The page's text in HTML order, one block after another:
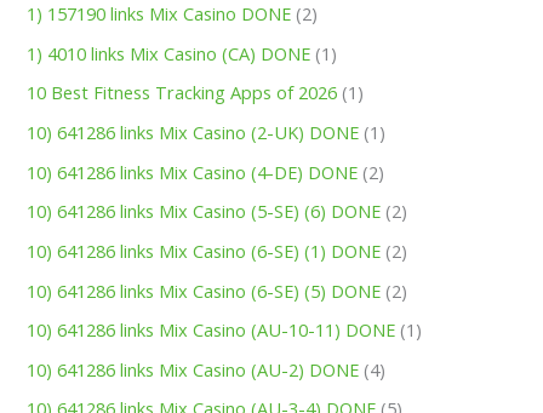
1) 157190 links Mix Casino DONE (2)
1) 4010 links Mix Casino (CA) DONE (1)
10 Best Fitness Tracking Apps of 2026 (1)
10) 641286 links Mix Casino (2-UK) DONE (1)
10) 641286 links Mix Casino (4-DE) DONE (2)
10) 641286 links Mix Casino (5-SE) (6) DONE (2)
10) 641286 links Mix Casino (6-SE) (1) DONE (2)
10) 641286 links Mix Casino (6-SE) (5) DONE (2)
10) 641286 links Mix Casino (AU-10-11) DONE (1)
10) 641286 links Mix Casino (AU-2) DONE (4)